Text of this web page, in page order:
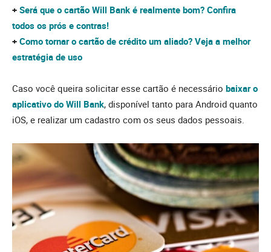
+ Será que o cartão Will Bank é realmente bom? Confira
todos os prós e contras!
+ Como tornar o cartão de crédito um aliado? Veja a melhor
estratégia de uso
Caso você queira solicitar esse cartão é necessário baixar o
aplicativo do Will Bank, disponível tanto para Android quanto
iOS, e realizar um cadastro com os seus dados pessoais.